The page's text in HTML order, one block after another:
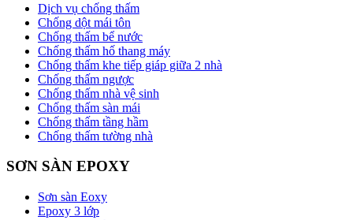
Dịch vụ chống thấm
Chống dột mái tôn
Chống thấm bể nước
Chống thấm hố thang máy
Chống thấm khe tiếp giáp giữa 2 nhà
Chống thấm ngược
Chống thấm nhà vệ sinh
Chống thấm sàn mái
Chống thấm tầng hầm
Chống thấm tường nhà
SƠN SÀN EPOXY
Sơn sàn Eoxy
Epoxy 3 lớp